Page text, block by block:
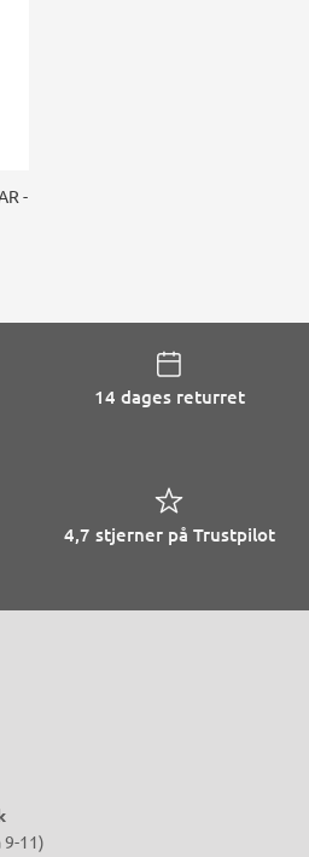
-
14 dages returret
4,7 stjerner på Trustpilot
9-11)